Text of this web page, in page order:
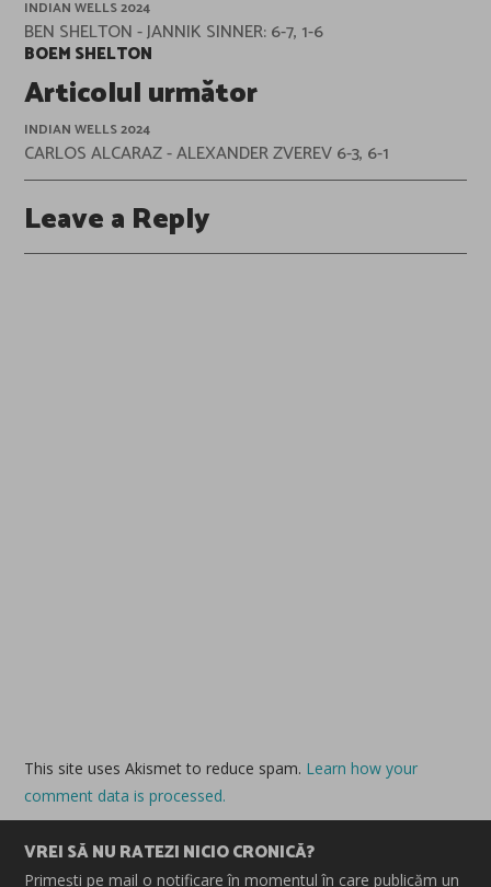
INDIAN WELLS 2024
BEN SHELTON - JANNIK SINNER: 6-7, 1-6
BOEM SHELTON
Articolul următor
INDIAN WELLS 2024
CARLOS ALCARAZ - ALEXANDER ZVEREV 6-3, 6-1
Leave a Reply
This site uses Akismet to reduce spam. Learn how your
comment data is processed.
VREI SĂ NU RATEZI NICIO CRONICĂ?
Primești pe mail o notificare în momentul în care publicăm un